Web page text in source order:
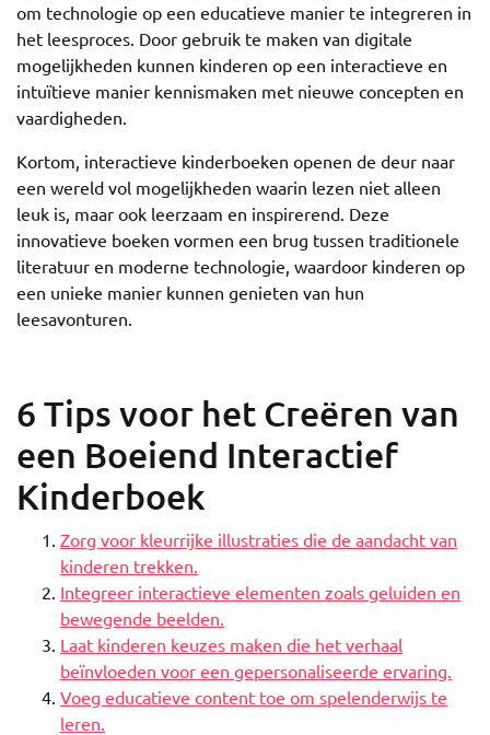
om technologie op een educatieve manier te integreren in
het leesproces. Door gebruik te maken van digitale
mogelijkheden kunnen kinderen op een interactieve en
intuïtieve manier kennismaken met nieuwe concepten en
vaardigheden.
Kortom, interactieve kinderboeken openen de deur naar
een wereld vol mogelijkheden waarin lezen niet alleen
leuk is, maar ook leerzaam en inspirerend. Deze
innovatieve boeken vormen een brug tussen traditionele
literatuur en moderne technologie, waardoor kinderen op
een unieke manier kunnen genieten van hun
leesavonturen.
6 Tips voor het Creëren van
een Boeiend Interactief
Kinderboek
Zorg voor kleurrijke illustraties die de aandacht van
kinderen trekken.
Integreer interactieve elementen zoals geluiden en
bewegende beelden.
Laat kinderen keuzes maken die het verhaal
beïnvloeden voor een gepersonaliseerde ervaring.
Voeg educatieve content toe om spelenderwijs te
leren.